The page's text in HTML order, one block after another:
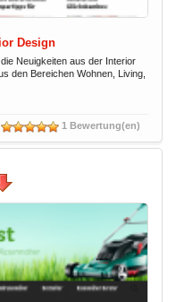
Design
Neuigkeiten aus der Interior
den Bereichen Wohnen, Living,
1 Bewertung(en)